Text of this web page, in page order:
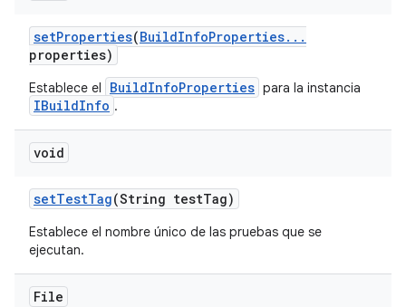
setProperties(BuildInfoProperties. . .
properties)
Establece el BuildInfoProperties para la instancia
IBuildInfo .
void
setTestTag(String testTag)
Establece el nombre único de las pruebas que se
ejecutan.
File